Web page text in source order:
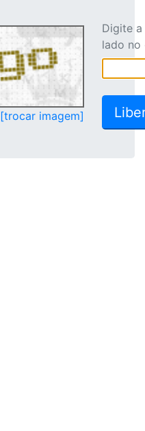
[trocar imagem]
Digite
lado no